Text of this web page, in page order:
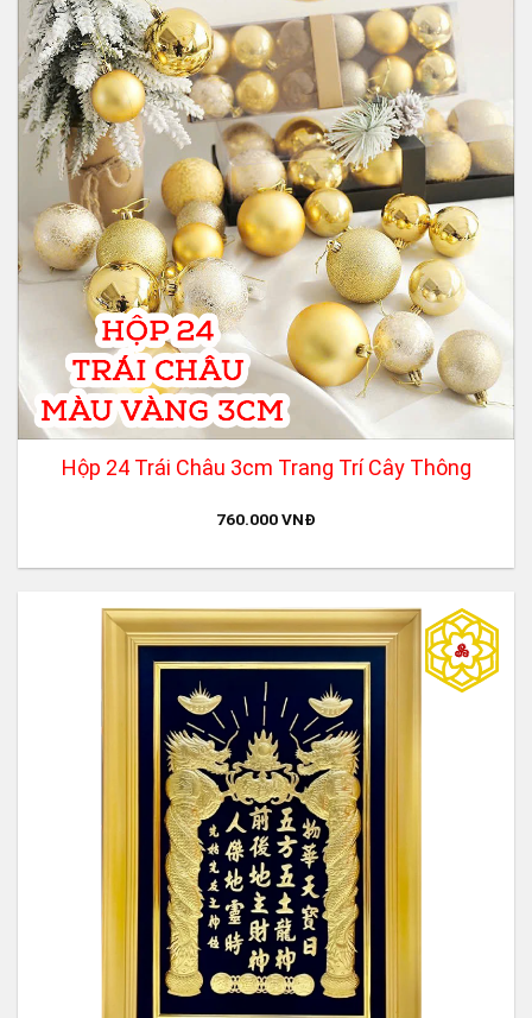
Hộp 24 Trái Châu 3cm Trang Trí Cây Thông
760.000VNĐ